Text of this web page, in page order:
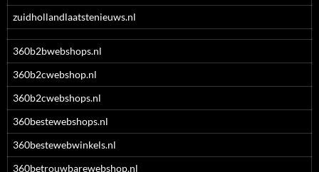
zuidhollandlaatstenieuws.nl
360b2bwebshops.nl
360b2cwebshop.nl
360b2cwebshops.nl
360bestewebshops.nl
360bestewebwinkels.nl
360betrouwbarewebshop.nl